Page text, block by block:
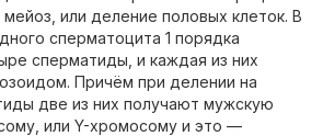
мейоз, или деление половых клеток. В
сперматоцита 1 порядка
сперматиды, и каждая из них
Причём при делении на
две из них получают мужскую
или Y-хромосому и это —